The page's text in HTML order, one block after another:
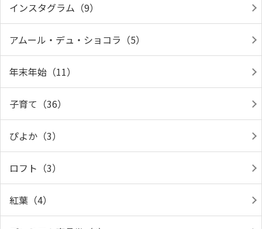
インスタグラム（9）
アムール・デュ・ショコラ（5）
年末年始（11）
子育て（36）
ぴよか（3）
ロフト（3）
紅葉（4）